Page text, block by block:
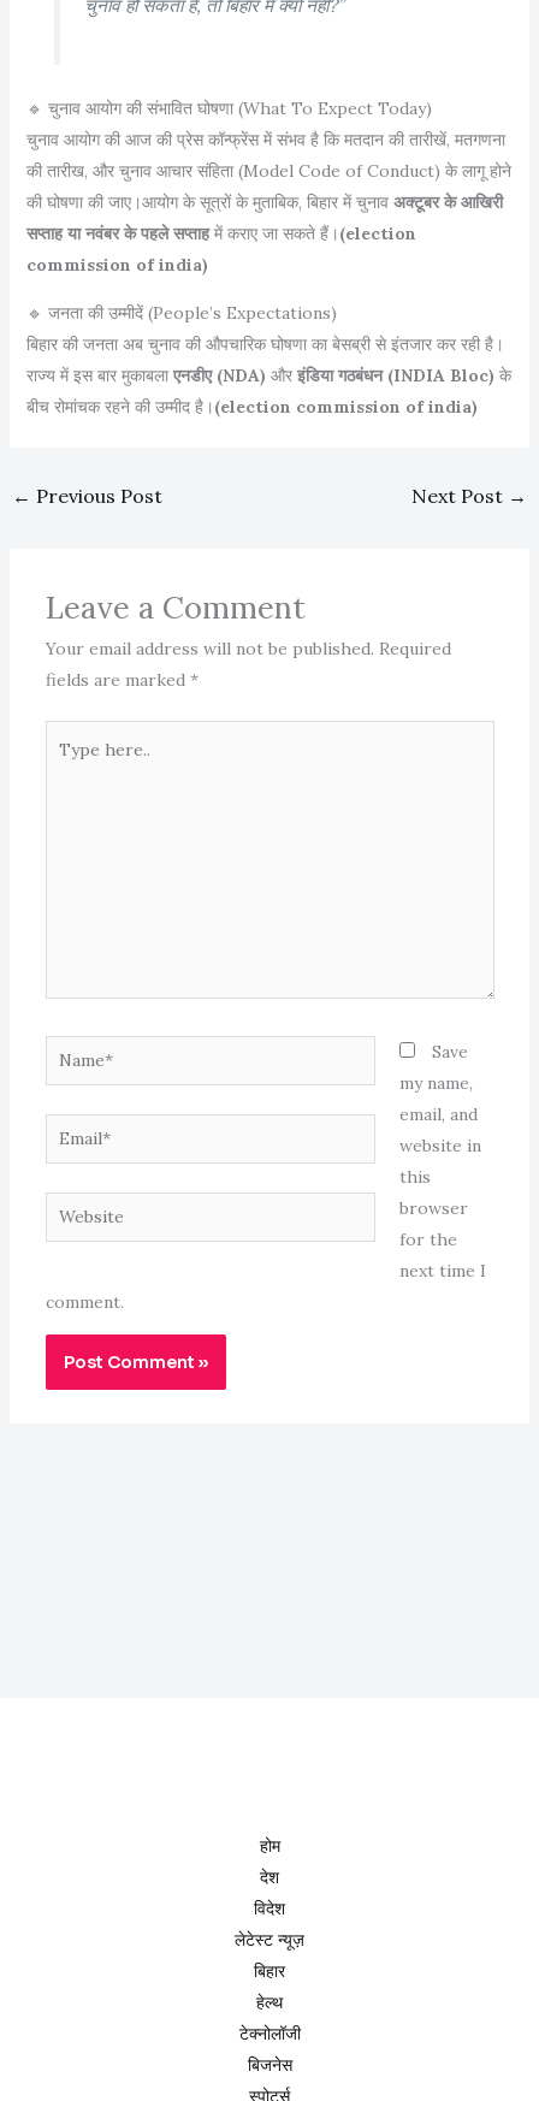
चुनाव हो सकता है, तो बिहार में क्यों नहीं?”
🔹 चुनाव आयोग की संभावित घोषणा (What To Expect Today)
चुनाव आयोग की आज की प्रेस कॉन्फ्रेंस में संभव है कि मतदान की तारीखें, मतगणना
की तारीख, और चुनाव आचार संहिता (Model Code of Conduct) के लागू होने
की घोषणा की जाए।आयोग के सूत्रों के मुताबिक, बिहार में चुनाव अक्टूबर के आखिरी
सप्ताह या नवंबर के पहले सप्ताहमें कराए जा सकते हैं। (election
commission of india)
🔹 जनता की उम्मीदें (People’s Expectations)
बिहार की जनता अब चुनाव की औपचारिक घोषणा का बेसब्री से इंतजार कर रही है।
राज्य में इस बार मुकाबला एनडीए (NDA) और इंडिया गठबंधन (INDIA Bloc) के
बीच रोमांचक रहने की उम्मीद है। (election commission of india)
← Previous Post Next Post →
Leave a Comment
Your email address will not be published. Required
fields are marked *
here..
Name*
Email*
Website
Save
my name,
email, and
website in
this
browser
for the
next time I
comment.
होम
देश
विदेश
लेटेस्ट न्यूज़
बिहार
हेल्थ
टेक्नोलॉजी
बिजनेस
स्पोर्ट्स